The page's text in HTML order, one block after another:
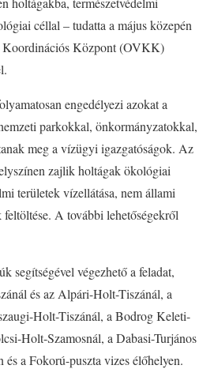
céllal – tudatta a május közepén
Központ (OVKK)
engedélyezi azokat a
parkokkal, önkormányzatokkal,
meg a vízügyi igazgatóságok. Az
zajlik holtágak ökológiai
területek vízellátása, nem állami
feltöltése. A további lehetőségekről
segítségével végezhető a feladat,
és az Alpári-Holt-Tiszánál, a
Holt-Tiszánál, a Bodrog Keleti-
Holt-Szamosnál, a Dabasi-Turjános
és a Fokorú-puszta vizes élőhelyen.